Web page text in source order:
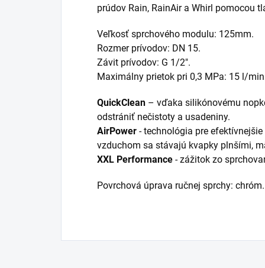
prúdov Rain, RainAir a Whirl pomocou
Veľkosť sprchového modulu: 125mm.
Rozmer prívodov: DN 15.
Závit prívodov: G 1/2".
Maximálny prietok pri 0,3 MPa: 15 l/
QuickClean – vďaka silikónovému
odstrániť nečistoty a usadeniny.
AirPower - technológia pre
vzduchom sa stávajú kvapky plnšími,
XXL Performance - zážitok zo
Povrchová úprava ručnej sprchy: chróm.